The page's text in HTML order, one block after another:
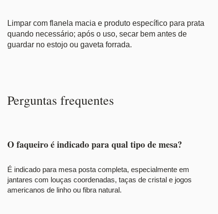
Limpar com flanela macia e produto específico para prata
quando necessário; após o uso, secar bem antes de
guardar no estojo ou gaveta forrada.
Perguntas frequentes
O faqueiro é indicado para qual tipo de mesa?
É indicado para mesa posta completa, especialmente em
jantares com louças coordenadas, taças de cristal e jogos
americanos de linho ou fibra natural.